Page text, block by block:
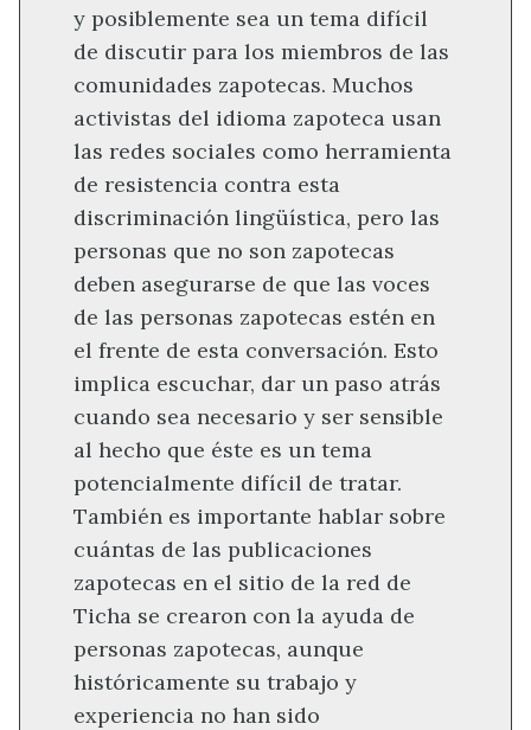
y posiblemente sea un tema difícil
de discutir para los miembros de las
comunidades zapotecas. Muchos
activistas del idioma zapoteca usan
las redes sociales como herramienta
de resistencia contra esta
discriminación lingüística, pero las
personas que no son zapotecas
deben asegurarse de que las voces
de las personas zapotecas estén en
el frente de esta conversación. Esto
implica escuchar, dar un paso atrás
cuando sea necesario y ser sensible
al hecho que éste es un tema
potencialmente difícil de tratar.
También es importante hablar sobre
cuántas de las publicaciones
zapotecas en el sitio de la red de
Ticha se crearon con la ayuda de
personas zapotecas, aunque
históricamente su trabajo y
experiencia no han sido